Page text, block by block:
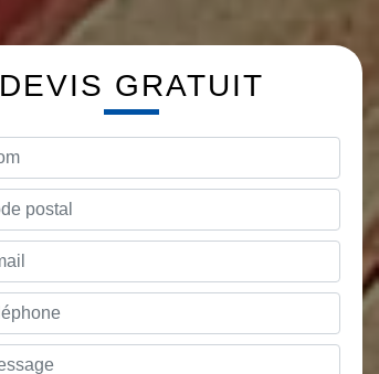
DEVIS GRATUIT